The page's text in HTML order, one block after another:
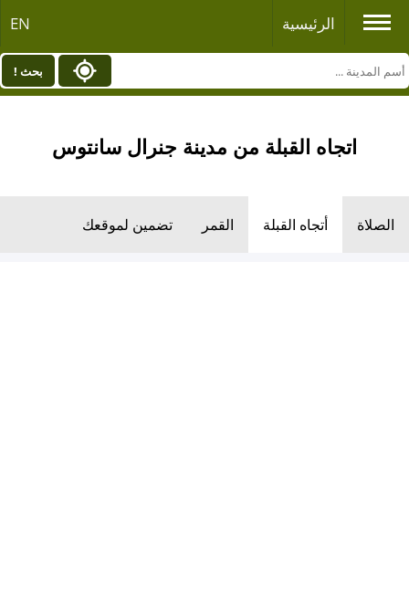
الرئيسية EN
بحث !
اتجاه القبلة من مدينة جنرال سانتوس
الصلاة أتجاه القبلة القمر تضمين لموقعك